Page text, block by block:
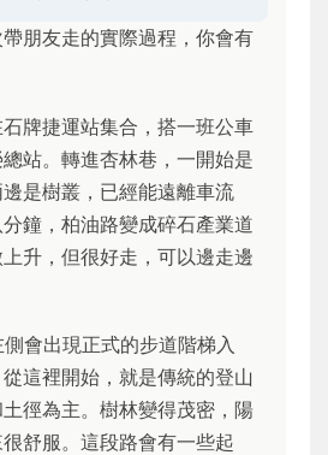
朋友走的實際過程，你會有
牌捷運站集合，搭一班公車
站。轉進杏林巷，一開始是
是樹叢，已經能遠離車流
鐘，柏油路變成碎石產業道
升，但很好走，可以邊走邊
會出現正式的步道階梯入
這裡開始，就是傳統的登山
徑為主。樹林變得茂密，陽
舒服。這段路會有一些起